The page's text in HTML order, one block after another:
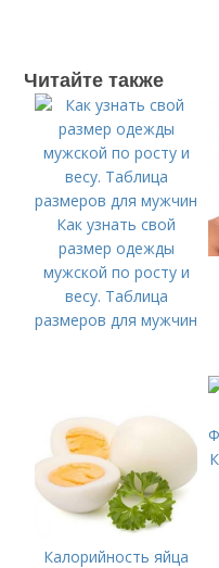
Читайте также
Как узнать свой
размер одежды
мужской по росту и
весу. Таблица
размеров для мужчин
Калорийность яйца